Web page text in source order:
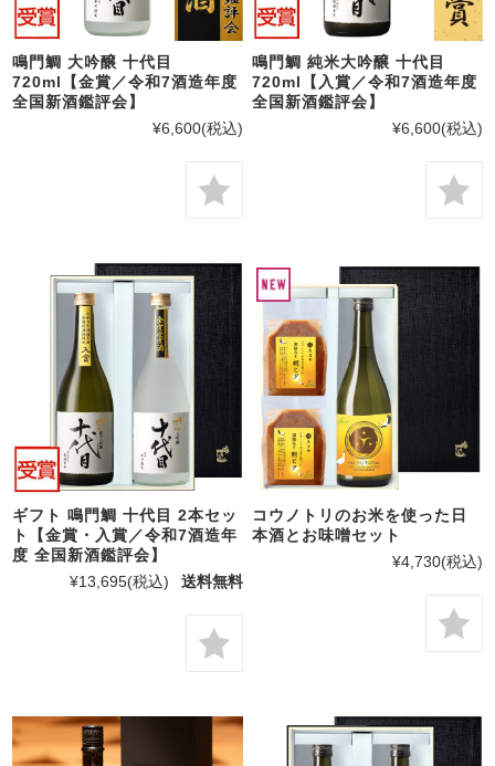
鳴門鯛 大吟醸 十代目
720ml【金賞／令和7酒造年度
全国新酒鑑評会】
¥6,600(税込)
鳴門鯛 純米大吟醸 十代目
720ml【入賞／令和7酒造年度
全国新酒鑑評会】
¥6,600(税込)
ギフト 鳴門鯛 十代目 2本セッ
ト【金賞・入賞／令和7酒造年
度 全国新酒鑑評会】
¥13,695(税込) 送料無料
コウノトリのお米を使った日
本酒とお味噌セット
¥4,730(税込)